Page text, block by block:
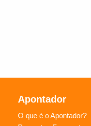
Apontador
O que é o Apontador?